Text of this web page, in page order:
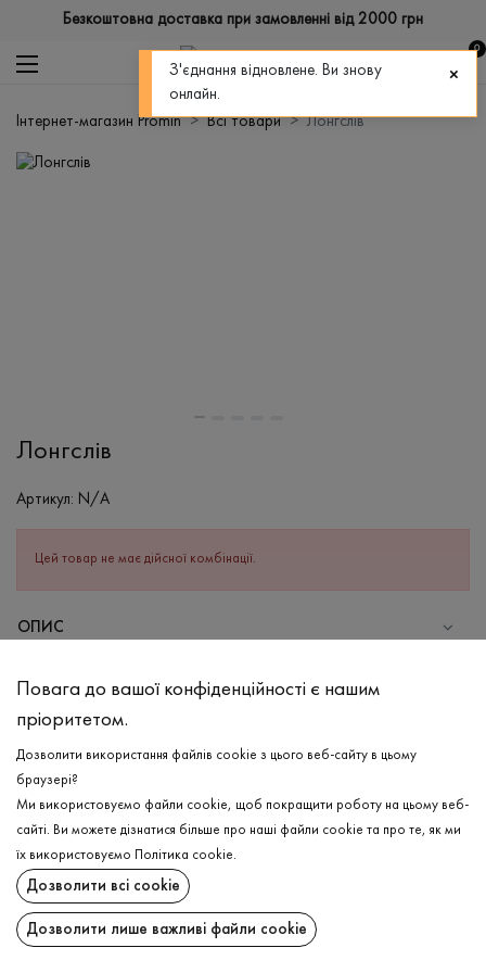
Безкоштовна доставка при замовленні від 2000 грн
0
Інтернет-магазин Promin Всі товари Лонгслів
Лонгслів
Артикул: N/A
Цей товар не має дійсної комбінації.
ОПИС
Бавовна - 95%, Еластан - 5%
Прання в холодній воді (до 30 ° C)
Відбілювання заборонено
Прасувати при середній температурі
Щадний віджим і сушка
Щадна хімчистка
ДОСТАВКА
ПОВЕРНЕННЯ
Повага до вашої конфіденційності є нашим
пріоритетом.
Дозволити використання файлів cookie з цього веб-сайту в цьому
браузері?
Ми використовуємо файли cookie, щоб покращити роботу на цьому веб-
сайті. Ви можете дізнатися більше про наші файли cookie та про те, як ми
їх використовуємо
Політика cookie.
Дозволити всі cookie
Дозволити лише важливі файли cookie
З'єднання відновлене. Ви знову
онлайн.